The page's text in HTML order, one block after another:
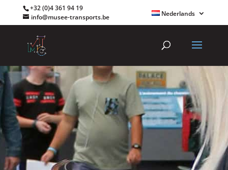
+32 (0)4 361 94 19
info@musee-transports.be
Nederlands